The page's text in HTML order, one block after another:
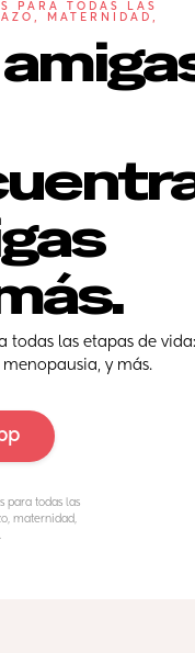
PARA TODAS LAS
MATERNIDAD,
todas las etapas de vida:
y más.
para todas las
maternidad,